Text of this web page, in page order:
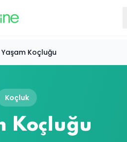
Yaşam Koçluğu
Koçluk
Koçluğu